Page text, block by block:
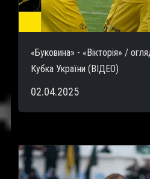
«Буковина» - «Вікторія» /
Кубка України (ВІДЕО)
02.04.2025